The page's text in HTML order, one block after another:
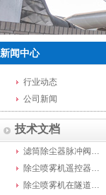
新闻中心
行业动态
公司新闻
技术文档
滤筒除尘器脉冲阀…
除尘喷雾机遥控器…
除尘喷雾机在隧道…